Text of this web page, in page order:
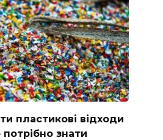
пластикові відходи
знати